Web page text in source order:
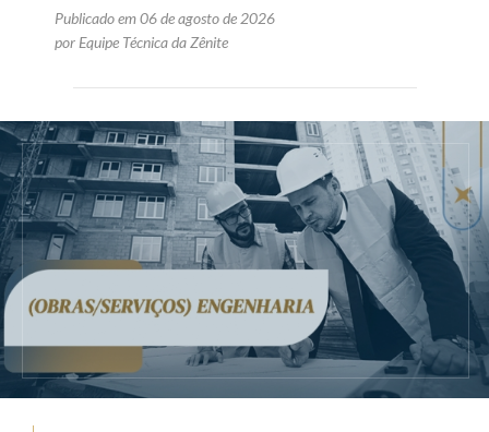
Publicado em 06 de agosto de 2026
por Equipe Técnica da Zênite